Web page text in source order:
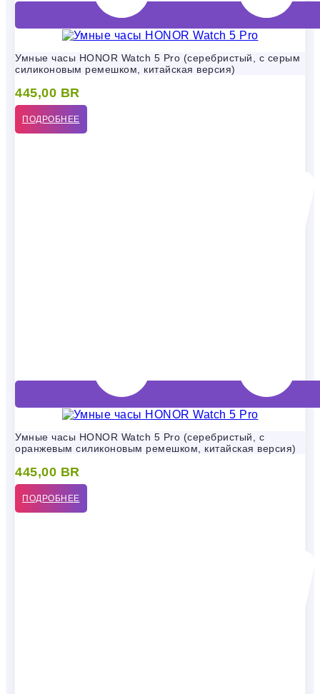
Умные часы HONOR Watch 5 Pro (серебристый, с серым
силиконовым ремешком, китайская версия)
445,00 BR
ПОДРОБНЕЕ
Умные часы HONOR Watch 5 Pro (серебристый, с
оранжевым силиконовым ремешком, китайская версия)
445,00 BR
ПОДРОБНЕЕ